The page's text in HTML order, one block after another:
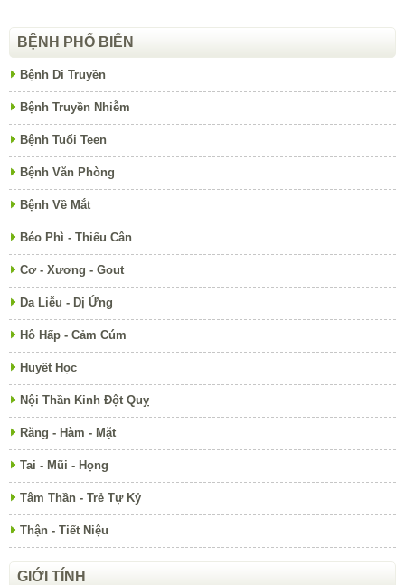
BỆNH PHỔ BIẾN
Bệnh Di Truyền
Bệnh Truyền Nhiễm
Bệnh Tuổi Teen
Bệnh Văn Phòng
Bệnh Về Mắt
Béo Phì - Thiếu Cân
Cơ - Xương - Gout
Da Liễu - Dị Ứng
Hô Hấp - Cảm Cúm
Huyết Học
Nội Thần Kinh Đột Quỵ
Răng - Hàm - Mặt
Tai - Mũi - Họng
Tâm Thần - Trẻ Tự Kỷ
Thận - Tiết Niệu
GIỚI TÍNH